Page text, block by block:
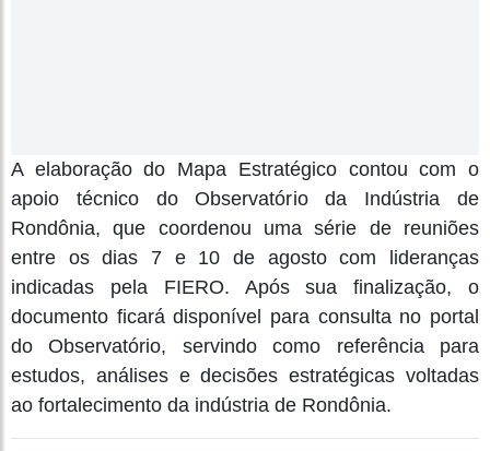
A elaboração do Mapa Estratégico contou com o
apoio técnico do Observatório da Indústria de
Rondônia, que coordenou uma série de reuniões
entre os dias 7 e 10 de agosto com lideranças
indicadas pela FIERO. Após sua finalização, o
documento ficará disponível para consulta no portal
do Observatório, servindo como referência para
estudos, análises e decisões estratégicas voltadas
ao fortalecimento da indústria de Rondônia.